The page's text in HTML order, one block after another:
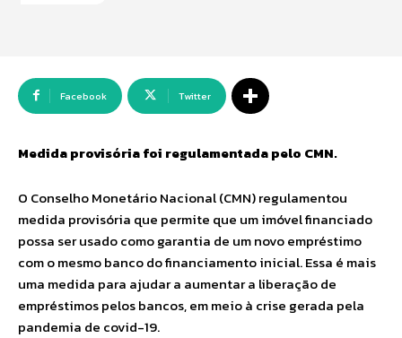
Facebook Twitter
Medida provisória foi regulamentada pelo CMN.
O Conselho Monetário Nacional (CMN) regulamentou
medida provisória que permite que um imóvel financiado
possa ser usado como garantia de um novo empréstimo
com o mesmo banco do financiamento inicial. Essa é mais
uma medida para ajudar a aumentar a liberação de
empréstimos pelos bancos, em meio à crise gerada pela
pandemia de covid-19.